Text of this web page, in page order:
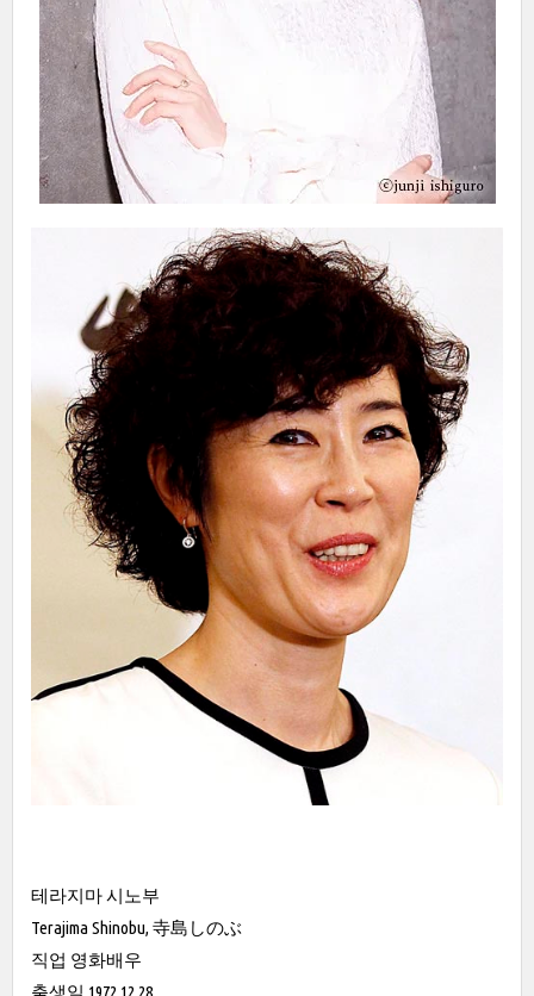
테라지마 시노부
Terajima Shinobu, 寺島しのぶ
직업 영화배우
출생일 1972.12.28